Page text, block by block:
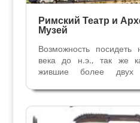
Римский Театр и
Музей
Возможность
века до н.э., так же
жившие более
познакомимся с
Театром северной
холма Св.Петра в